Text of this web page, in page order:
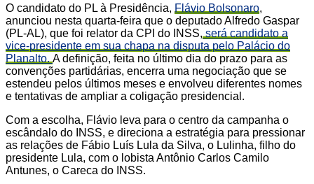
O candidato do PL à Presidência, Flávio Bolsonaro,
anunciou nesta quarta-feira que o deputado Alfredo Gaspar
(PL-AL), que foi relator da CPI do INSS, será candidato a
vice-presidente em sua chapa na disputa pelo Palácio do
Planalto. A definição, feita no último dia do prazo para as
convenções partidárias, encerra uma negociação que se
estendeu pelos últimos meses e envolveu diferentes nomes
e tentativas de ampliar a coligação presidencial.
Com a escolha, Flávio leva para o centro da campanha o
escândalo do INSS, e direciona a estratégia para pressionar
as relações de Fábio Luís Lula da Silva, o Lulinha, filho do
presidente Lula, com o lobista Antônio Carlos Camilo
Antunes, o Careca do INSS.